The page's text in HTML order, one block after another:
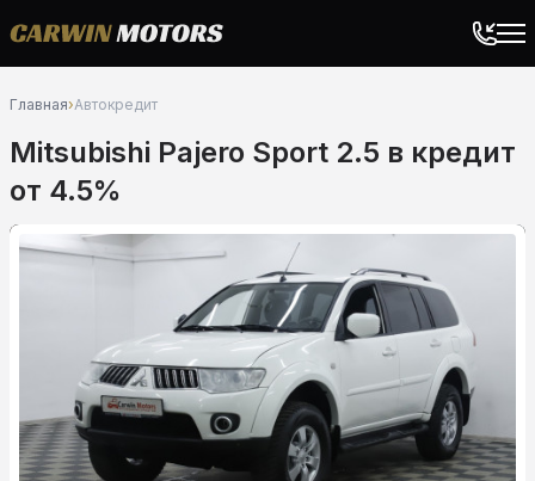
Главная›Автокредит
Mitsubishi Pajero Sport 2.5 в кредит
от 4.5%